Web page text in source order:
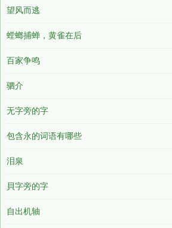
望风而逃
螳螂捕蝉，黄雀在后
百家争鸣
驷介
无字旁的字
包含永的词语有哪些
泪泉
貝字旁的字
自出机轴